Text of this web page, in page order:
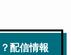
配信情報